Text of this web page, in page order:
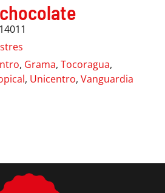
, Grama, Tocoragua,
, Unicentro, Vanguardia